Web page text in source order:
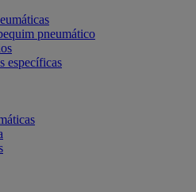
pneumático
específicas